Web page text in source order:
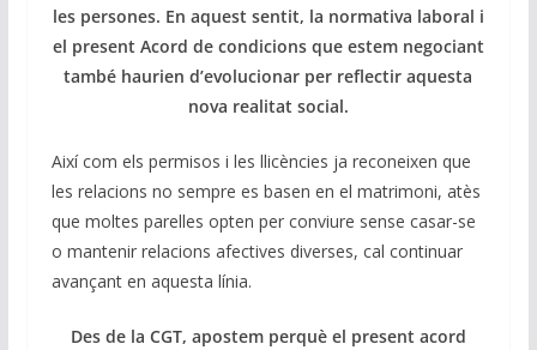
les persones. En aquest sentit, la normativa laboral i
el present Acord de condicions que estem negociant
també haurien d’evolucionar per reflectir aquesta
nova realitat social.
Així com els permisos i les llicències ja reconeixen que
les relacions no sempre es basen en el matrimoni, atès
que moltes parelles opten per conviure sense casar-se
o mantenir relacions afectives diverses, cal continuar
avançant en aquesta línia.
Des de la CGT, apostem perquè el present acord